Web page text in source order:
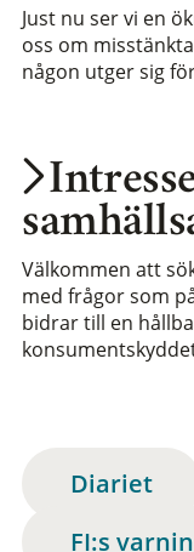
Välkommen att
med frågor som
bidrar till en
Just nu ser vi en
oss om
någon utger sig
Diariet
FI:s